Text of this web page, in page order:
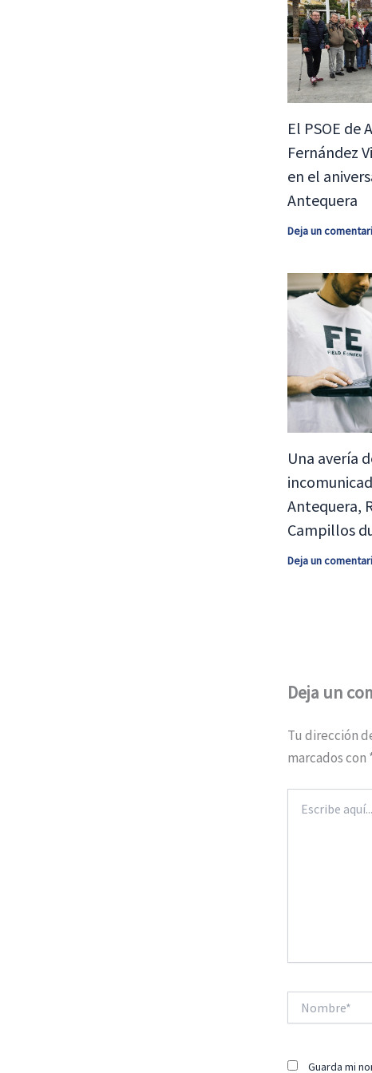
El PSOE de
Fernández
en el
Antequera
Deja un
Una avería
Antequera,
Campillos
Deja un
Deja un
Tu dirección
marcados con
aquí...
Guarda mi